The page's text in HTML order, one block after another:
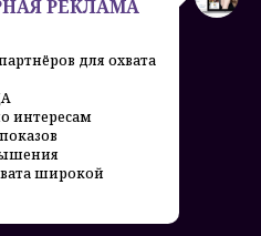
РЕКЛАМА
для охвата
интересам
широкой